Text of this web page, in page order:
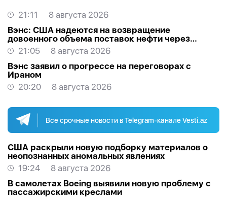
21:11
8 августа 2026
Вэнс: США надеются на возвращение
довоенного объема поставок нефти через
Ормуз
21:05
8 августа 2026
Вэнс заявил о прогрессе на переговорах с
Ираном
20:20
8 августа 2026
Все срочные новости в Telegram-канале Vesti.az
США раскрыли новую подборку материалов о
неопознанных аномальных явлениях
19:24
8 августа 2026
В самолетах Boeing выявили новую проблему с
пассажирскими креслами